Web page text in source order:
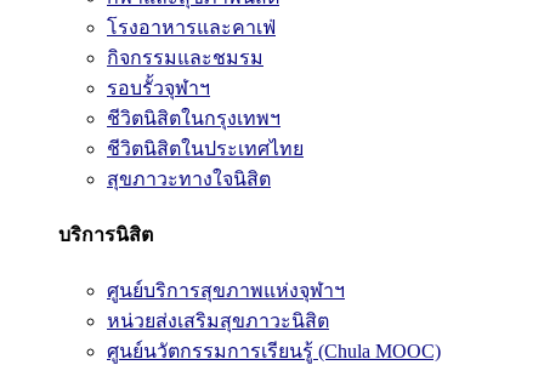
โรงอาหารและคาเฟ่
กิจกรรมและชมรม
รอบรั้วจุฬาฯ
ชีวิตนิสิตในกรุงเทพฯ
ชีวิตนิสิตในประเทศไทย
สุขภาวะทางใจนิสิต
บริการนิสิต
ศูนย์บริการสุขภาพแห่งจุฬาฯ
หน่วยส่งเสริมสุขภาวะนิสิต
ศูนย์นวัตกรรมการเรียนรู้ (Chula MOOC)